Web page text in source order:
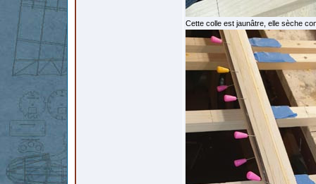
Cette colle est jaunâtre, elle sèche